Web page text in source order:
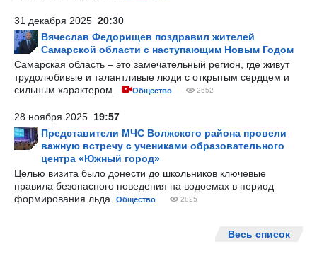
31 декабря 2025 20:30
Вячеслав Федорищев поздравил жителей
Самарской области с наступающим Новым Годом
Самарская область – это замечательный регион, где живут
трудолюбивые и талантливые люди с открытым сердцем и
сильным характером.
Общество 2652
28 ноября 2025 19:57
Представители МЧС Волжского района провели
важную встречу с учениками образовательного
центра «Южный город»
Целью визита было донести до школьников ключевые
правила безопасного поведения на водоемах в период
формирования льда.
Общество 2825
Весь список